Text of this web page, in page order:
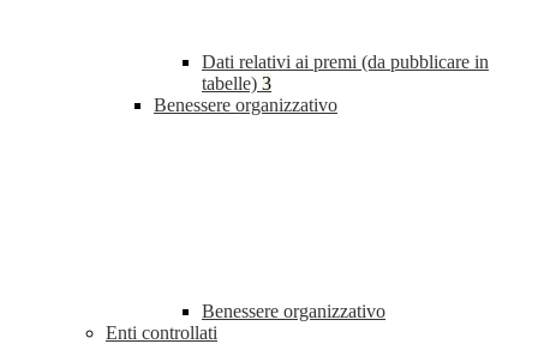
Dati relativi ai premi (da pubblicare in
tabelle) 3
Benessere organizzativo
Benessere organizzativo
Enti controllati